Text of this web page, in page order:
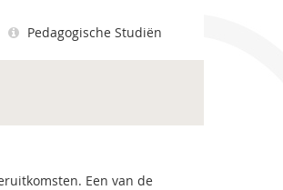
Pedagogische Studiën
Een van de